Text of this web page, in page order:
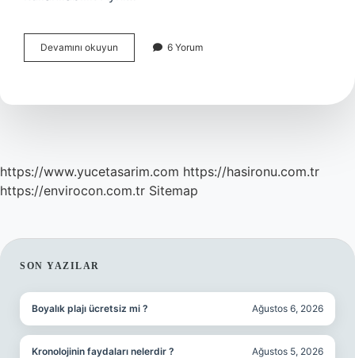
Devamını okuyun Anekdot
nedir
6 Yorum
https://www.yucetasarim.com https://hasironu.com.tr
https://envirocon.com.tr Sitemap
SIDEBAR
SON YAZILAR
Boyalık plajı ücretsiz mi ? Ağustos 6, 2026
Kronolojinin faydaları nelerdir ? Ağustos 5, 2026